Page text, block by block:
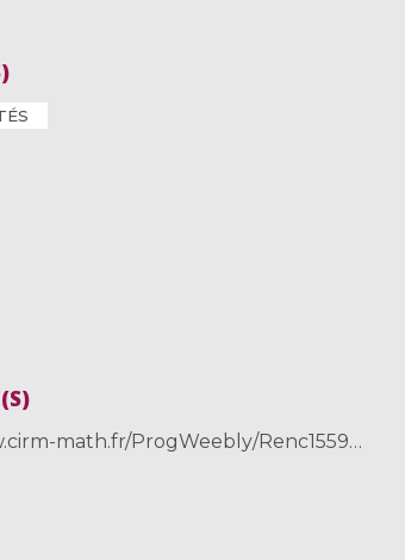
math.fr/ProgWeebly/Renc1559/Seppalainen.pdf